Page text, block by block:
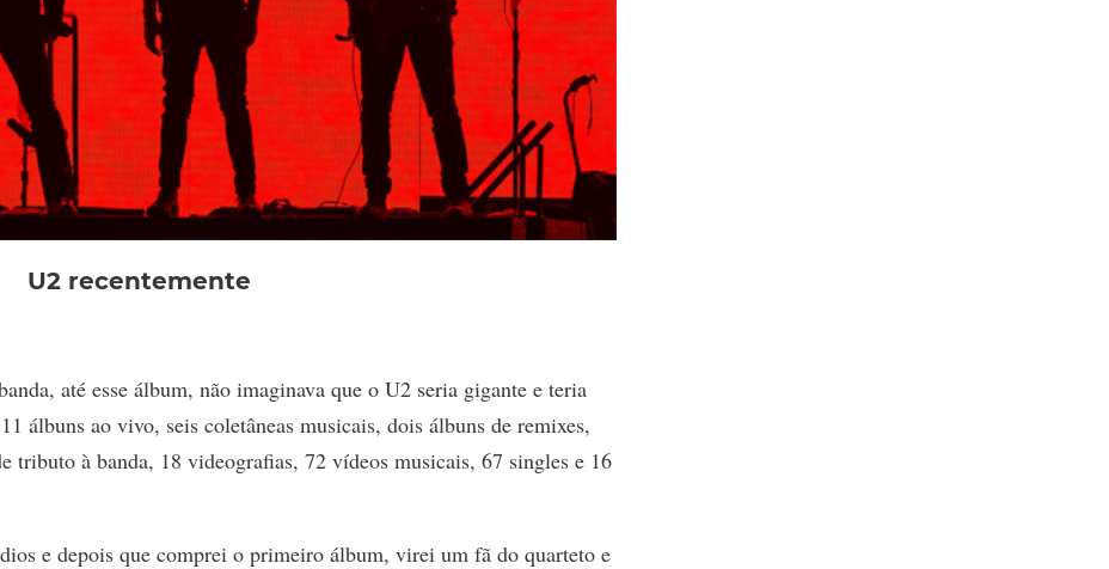
U2 recentemente
até esse álbum, não imaginava que o U2 seria gigante e teria
álbuns ao vivo, seis coletâneas musicais, dois álbuns de remixes,
tributo à banda, 18 videografias, 72 vídeos musicais, 67 singles e 16
e depois que comprei o primeiro álbum, virei um fã do quarteto e